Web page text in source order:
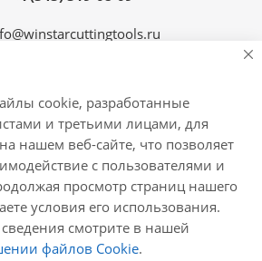
ул. Фурманова 109, офис 604
Technologies Corp. - интернет-
инструмента
cookie, разработанные
и третьими лицами, для
нашем веб-сайте, что позволяет
с пользователями и
просмотр страниц нашего
условия его использования.
смотрите в нашей
файлов Cookie.